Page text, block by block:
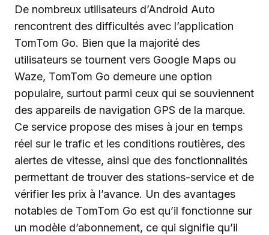
De nombreux utilisateurs d’Android Auto
rencontrent des difficultés avec l’application
TomTom Go. Bien que la majorité des
utilisateurs se tournent vers Google Maps ou
Waze, TomTom Go demeure une option
populaire, surtout parmi ceux qui se souviennent
des appareils de navigation GPS de la marque.
Ce service propose des mises à jour en temps
réel sur le trafic et les conditions routières, des
alertes de vitesse, ainsi que des fonctionnalités
permettant de trouver des stations-service et de
vérifier les prix à l’avance. Un des avantages
notables de TomTom Go est qu’il fonctionne sur
un modèle d’abonnement, ce qui signifie qu’il